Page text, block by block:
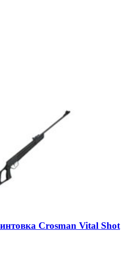
Crosman Vital Shot